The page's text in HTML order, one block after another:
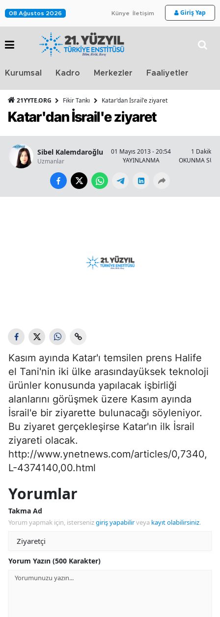
08 Ağustos 2026 Künye İletişim Giriş Yap
Kurumsal Kadro Merkezler Faaliyetler
21YYTE.ORG Fikir Tankı Katar'dan İsrail'e ziyaret
Katar'dan İsrail'e ziyaret
Sibel Kalemdaroğlu
Uzmanlar
01 Mayıs 2013 - 20:54
YAYINLANMA
1 Dakika
OKUNMA
Kasım ayında Katar'ı temsilen prens Halife
el Tani'nin iki ülke arasındayüksek teknoloji
ürünler konusunda yapılacak işbirliği
alanlarını görüşmek üzere Kasım ayında
İsrail'e bir ziyarette bulunacağı söyleniyor.
Bu ziyaret gerçekleşirse Katar'ın ilk İsrail
ziyareti olacak.
http://www.ynetnews.com/articles/0,7340,
L-4374140,00.html
Yorumlar
Takma Ad
Yorum yapmak için, istersenizgiriş yapabilirveya kayıt olabilirsiniz.
Yorum Yazın (500 Karakter)